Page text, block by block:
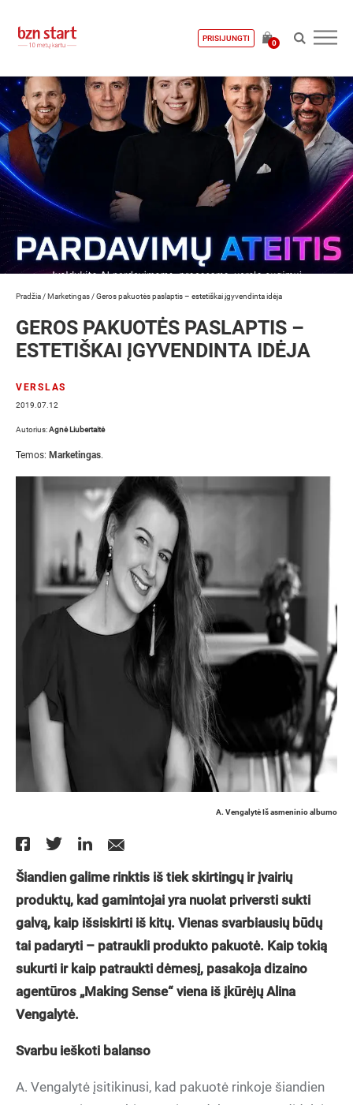
PRISIJUNGTI
0
Pradžia /Marketingas /Geros pakuotės paslaptis – estetiškai įgyvendinta idėja
GEROS PAKUOTĖS PASLAPTIS –
ESTETIŠKAI ĮGYVENDINTA IDĖJA
VERSLAS
2019.07.12
Autorius:Agnė Liubertaitė
Temos: Marketingas.
A. Vengalytė Iš asmeninio albumo
Šiandien galime rinktis iš tiek skirtingų ir įvairių
produktų, kad gamintojai yra nuolat priversti sukti
galvą, kaip išsiskirti iš kitų. Vienas svarbiausių būdų
tai padaryti – patraukli produkto pakuotė. Kaip tokią
sukurti ir kaip patraukti dėmesį, pasakoja dizaino
agentūros „Making Sense“ viena iš įkūrėjų Alina
Vengalytė.
Svarbu ieškoti balanso
A. Vengalytė įsitikinusi, kad pakuotė rinkoje šiandien